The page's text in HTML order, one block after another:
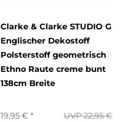
Clarke & Clarke STUDIO G
Englischer Dekostoff
Polsterstoff geometrisch
Ethno Raute creme bunt
138cm Breite
UVP 22,95 €
19,95 € *